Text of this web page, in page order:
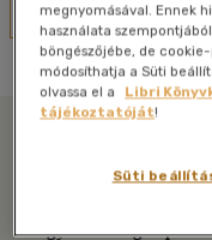
Művei
Nincs találat
Libri
Legyen mindig képben
megnyomásával. Ennek
használata
böngészőjébe, de
módosíthatja a Süti
olvassa el a
Libri
tájékoztatóját!
Süti